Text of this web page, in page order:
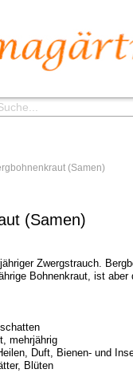
(Samen)
(Samen)
Zwergstrauch.
Bohnenkraut, ist
mehrjährig
Duft, Bienen- und
Blüten